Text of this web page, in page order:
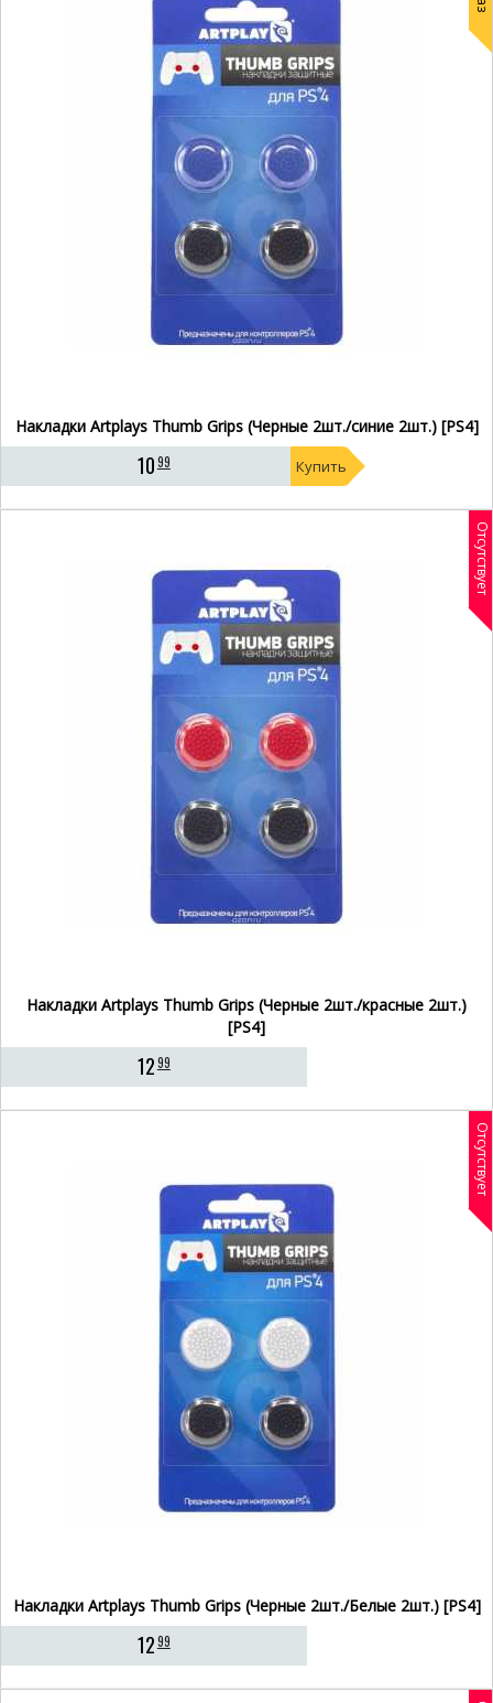
Накладки Artplays Thumb Grips (Черные 2шт./синие 2шт.) [PS4]
1099 Купить
Отсутствует
Накладки Artplays Thumb Grips (Черные 2шт./красные 2шт.)
[PS4]
1299
Отсутствует
Накладки Artplays Thumb Grips (Черные 2шт./Белые 2шт.) [PS4]
1299